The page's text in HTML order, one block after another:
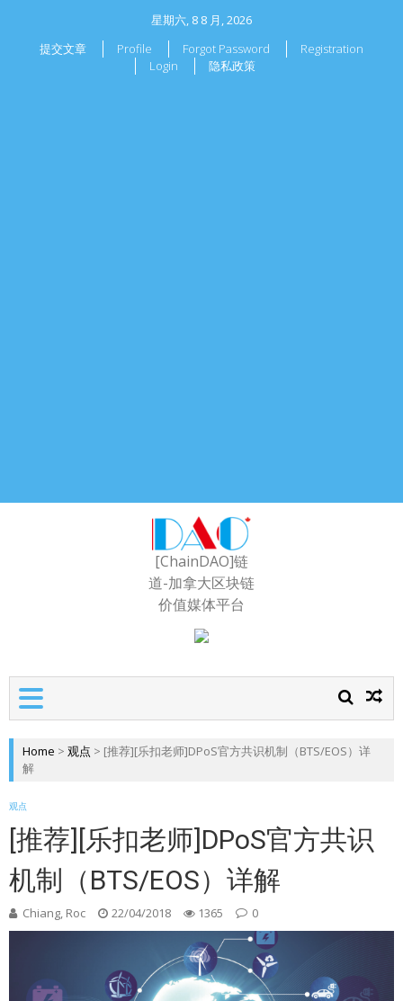
星期六, 8 8 月, 2026
提交文章
Profile Forgot Password
Registration
Login
隐私政策
[ChainDAO]链
道-加拿大区块链
价值媒体平台
Home > 观点 > [推荐][乐扣老师]DPoS官方共识机制（BTS/EOS）详
解
观点
[推荐][乐扣老师]DPoS官方共识
机制（BTS/EOS）详解
Chiang, Roc 22/04/2018 1365 0